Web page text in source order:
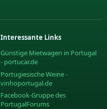
Interessante Links
Günstige Mietwagen in Portugal
- portucar.de
Portugiesische Weine -
vinhoportugal.de
Facebook-Gruppe des
PortugalForums